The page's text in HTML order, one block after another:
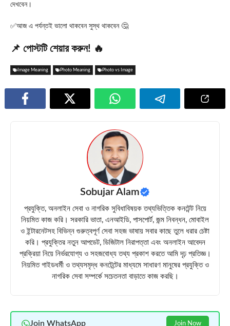
দেখবেন।
✅আজ এ পর্যন্তই ভালো থাকবেন সুস্থ থাকবেন 🤔
📌 পোস্টটি শেয়ার করুন! 🔥
Image Meaning Photo Meaning Photo vs Image
Sobujar Alam
প্রযুক্তি, অনলাইন সেবা ও নাগরিক সুবিধাবিষয়ক তথ্যভিত্তিক কনটেন্ট নিয়ে
নিয়মিত কাজ করি। সরকারি ভাতা, এনআইডি, পাসপোর্ট, জন্ম নিবন্ধন, মোবাইল
ও ইন্টারনেটসহ বিভিন্ন গুরুত্বপূর্ণ সেবা সহজ ভাষায় সবার কাছে তুলে ধরার চেষ্টা
করি। প্রযুক্তির নতুন আপডেট, ডিজিটাল নিরাপত্তা এবং অনলাইন আবেদন
প্রক্রিয়া নিয়ে নির্ভরযোগ্য ও সহজবোধ্য তথ্য প্রকাশ করতে আমি দৃঢ় প্রতিজ্ঞ।
নিয়মিত গাইডধর্মী ও তথ্যসমৃদ্ধ কনটেন্টের মাধ্যমে সাধারণ মানুষের প্রযুক্তি ও
নাগরিক সেবা সম্পর্কে সচেতনতা বাড়াতে কাজ করছি।
Join WhatsApp Join Now